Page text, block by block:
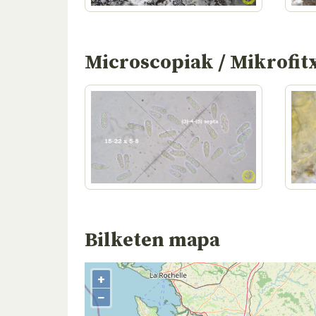
Microscopiak /
Bilketen mapa
+
−